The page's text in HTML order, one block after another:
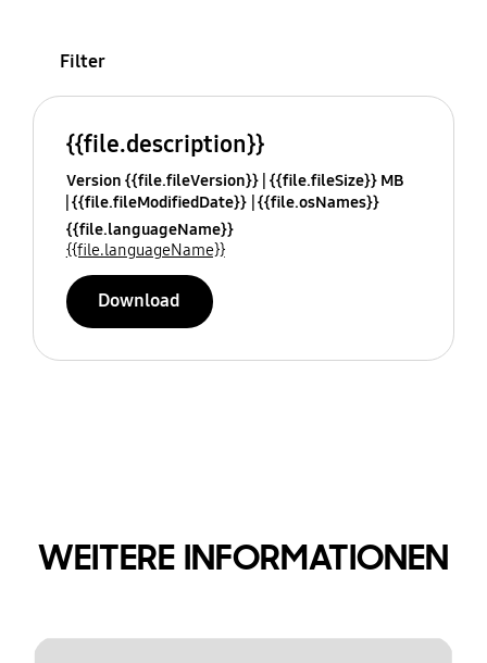
Filter
{{file.description}}
Version {{file.fileVersion}} {{file.fileSize}} MB
{{file.fileModifiedDate}} {{file.osNames}}
{{file.languageName}}
{{file.languageName}}
Download
WEITERE INFORMATIONEN